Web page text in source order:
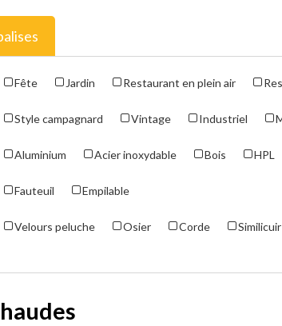
Fête Jardin Restaurant en plein air
Style campagnard Vintage Industriel
Aluminium Acier inoxydable Bois HPL
Fauteuil Empilable
Velours peluche Osier Corde